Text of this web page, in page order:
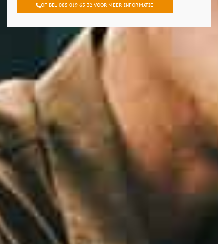
OF BEL 085 019 65 32 VOOR MEER INFORMATIE